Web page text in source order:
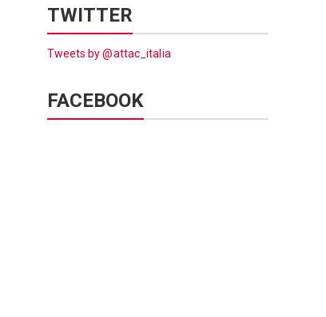
TWITTER
Tweets by @attac_italia
FACEBOOK